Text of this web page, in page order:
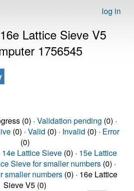
log in
Lattice Sieve V5
1756545
(0) · Validation pending (0) ·
(0) · Valid (0) · Invalid (0) · Error
(0)
14e Lattice Sieve (0) · 15e Lattice
Sieve for smaller numbers (0) ·
smaller numbers (0) · 16e Lattice
Sieve V5 (0)